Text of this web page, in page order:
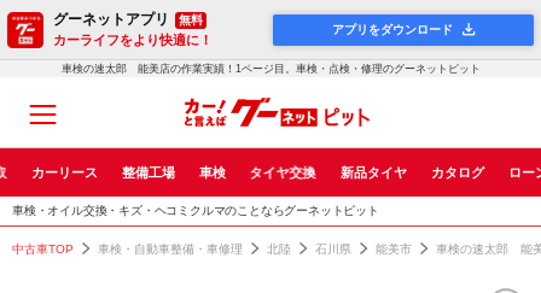
グーネットアプリ 無料
カーライフをより快適に！
アプリをダウンロード
車検の速太郎 能美店の作業実績！1ページ目。車検・点検・修理のグーネットピット
カーリース 整備工場 車検 タイヤ交換 新品タイヤ カタログ ロー
車検・オイル交換・キズ・ヘコミクルマのことならグーネットピット
中古車TOP 車検・自動車整備・車修理 北陸 石川県 能美市 車検の速太郎 能